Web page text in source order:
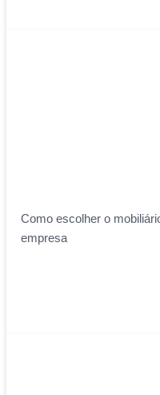
Como escolher o
empresa